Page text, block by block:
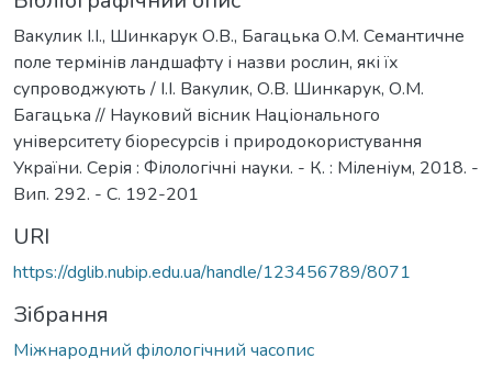
Вакулик І.І., Шинкарук О.В., Багацька О.M. Семантичне
поле термінів ландшафту і назви рослин, які їх
супроводжують / І.І. Вакулик, О.В. Шинкарук, О.M.
Багацька // Науковий вісник Національного
університету біоресурсів і природокористування
України. Серія : Філологічні науки. - К. : Міленіум, 2018. -
Вип. 292. - С. 192-201
URI
https://dglib.nubip.edu.ua/handle/123456789/8071
Зібрання
Міжнародний філологічний часопис